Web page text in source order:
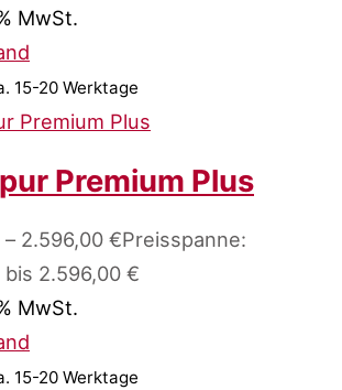
MwSt.
15-20 Werktage
Premium Plus
– 2.596,00 €Preisspanne:
bis 2.596,00 €
MwSt.
15-20 Werktage